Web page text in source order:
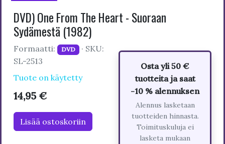
DVD) One From The Heart - Suoraan
Sydämestä (1982)
Formaatti: DVD · SKU:
SL-2513
Tuote on käytetty
14,95 €
Lisää ostoskoriin
Osta yli 50 €
tuotteita ja saat
-10 % alennuksen
Alennus lasketaan
tuotteiden hinnasta.
Toimituskuluja ei
lasketa mukaan